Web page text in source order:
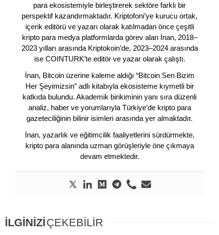
para ekosistemiyle birleştirerek sektöre farklı bir
perspektif kazandırmaktadır. Kriptofoni’ye kurucu ortak,
içerik editörü ve yazarı olarak katılmadan önce çeşitli
kripto para medya platformlarda görev alan İnan, 2018–
2023 yılları arasında Kriptokoin’de, 2023–2024 arasında
ise COINTURK’te editör ve yazar olarak çalıştı.
İnan, Bitcoin üzerine kaleme aldığı “Bitcoin Sen Bizim
Her Şeyimizsin” adlı kitabıyla ekosisteme kıymetli bir
katkıda bulundu. Akademik birikiminin yanı sıra düzenli
analiz, haber ve yorumlarıyla Türkiye’de kripto para
gazeteciliğinin bilinir isimleri arasında yer almaktadır.
İnan, yazarlık ve eğitimcilik faaliyetlerini sürdürmekte,
kripto para alanında uzman görüşleriyle öne çıkmaya
devam etmektedir.
İLGİNİZİÇEKEBİLİR